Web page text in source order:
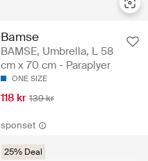
Bamse
BAMSE, Umbrella, L 58
cm x 70 cm - Paraplyer
ONE SIZE
118 kr 139 kr
sponset
25% Deal